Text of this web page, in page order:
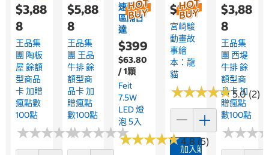
$3,88
8
王品集
團 陶板
屋 餘額
型商品
卡 加贈
瘋點數
100點
★★★★★
★★★★★
$5,88
8
王品集
團 王品
牛排 餘
額型商
品卡 加
贈瘋點
數100點
★★★★★
★★★★★
速配限
區隔日
達
$399
$63.80
/ 1顆
Feit
7.5W
LED 燈
泡 5入
★★★★★
★★★★★4.8 (5)
$329
宮崎駿
動畫故
事繪
本：龍
貓
★★★★★
★★★★★5.0 (2)
加入購物車
$3,88
8
王品集
團 西堤
牛排 餘
額型商
品卡 加
贈瘋點
數100點
★★★
★★★